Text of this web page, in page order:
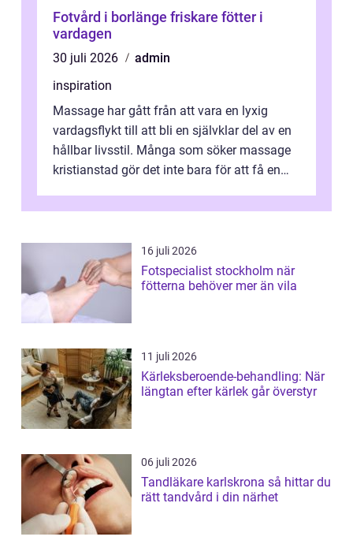
Fotvård i borlänge friskare fötter i
vardagen
30 juli 2026
admin
inspiration
Massage har gått från att vara en lyxig
vardagsflykt till att bli en självklar del av en
hållbar livsstil. Många som söker massage
kristianstad gör det inte bara för att få en
16 juli 2026
Fotspecialist stockholm när
fötterna behöver mer än vila
11 juli 2026
Kärleksberoende-behandling: När
längtan efter kärlek går överstyr
06 juli 2026
Tandläkare karlskrona så hittar du
rätt tandvård i din närhet